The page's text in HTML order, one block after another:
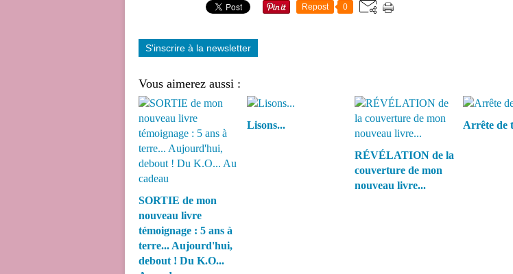
Repost 0
S'inscrire à la newsletter
Vous aimerez aussi :
SORTIE de mon
nouveau livre
témoignage : 5 ans à
terre... Aujourd'hui,
debout ! Du K.O...
Lisons...
RÉVÉLATION de la
couverture de mon
nouveau livre...
Arrête de